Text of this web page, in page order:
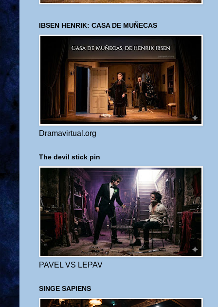
IBSEN HENRIK: CASA DE MUÑECAS
Dramavirtual.org
The devil stick pin
PAVEL VS LEPAV
SINGE SAPIENS